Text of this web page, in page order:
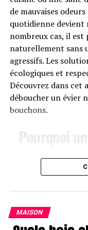
métamorphoser
vives pour un salon
pour une chambre
couleurs sur votre
2.2 Astuces
Apprenez les
habileté, créant
3.
3.1 Pièces
Découvrez les
donner du caractère
de mauvaises
quotidienne devient
nombreux cas, il est
naturellement sans
agressifs. Les
écologiques et
Découvrez dans cet
déboucher un évier
bouchons.
Pourquoi
Les éviers se
l’accumulation
sont :
MAISON